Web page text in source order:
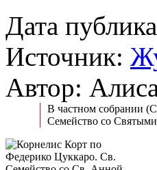
Дата
Источник:
Автор:
В частном собрании
Семейство со